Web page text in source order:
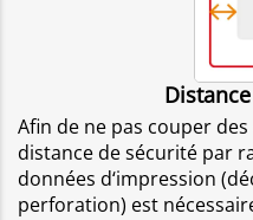
Afin de ne pas couper
distance de sécurité par
données d‘impression
perforation) est